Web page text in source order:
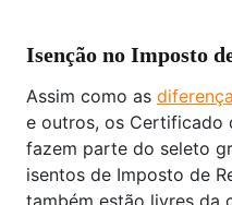
Isenção no Imposto
Assim como as
e outros, os Certificado
fazem parte do seleto
isentos de Imposto de
também estão livres da